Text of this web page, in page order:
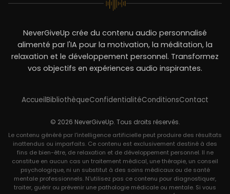
NeverGiveUp crée du contenu audio personnalisé
alimenté par l'IA pour la motivation, la méditation, la
relaxation et le développement personnel. Transformez
vos objectifs en expériences audio inspirantes.
AccueilBibliothèqueConfidentialitéConditionsContact
© 2026 NeverGiveUp. Tous droits réservés.
Le contenu généré par l'intelligence artificielle peut produire des résultats
inattendus ou imparfaits. Ce contenu est exclusivement destiné à des
fins de bien-être, de relaxation et de développement personnel. Il ne
constitue en aucun cas un traitement médical, une thérapie, un conseil
psychologique, ni un substitut à des soins médicaux ou de santé
mentale professionnels. N'utilisez pas ce contenu pour diagnostiquer,
traiter, guérir ou prévenir une pathologie médicale ou mentale. Si vous